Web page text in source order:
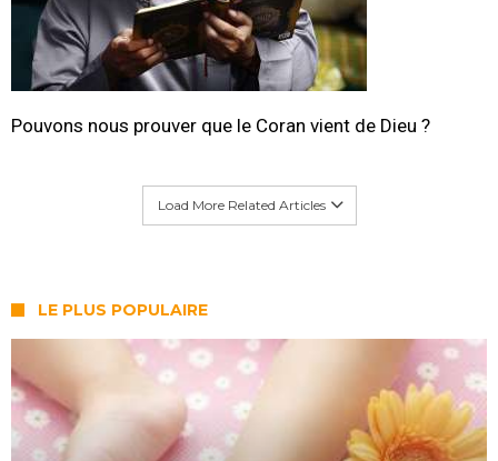
Pouvons nous prouver que le Coran vient de Dieu ?
Load More Related Articles
LE PLUS POPULAIRE